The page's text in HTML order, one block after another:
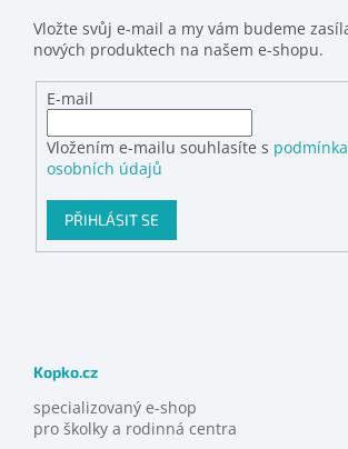
Vložte svůj e-mail a my vám budeme
nových produktech na našem e-shopu.
E-mail
Vložením e-mailu souhlasíte s
osobních údajů
PŘIHLÁSIT SE
Kopko.cz
specializovaný e-shop
pro školky a rodinná centra